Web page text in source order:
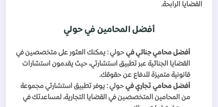
القضايا الرابحة.
أفضل المحامين في حولي
أفضل محامي جنائي في حولي : يمكنك العثور على متخصصين في
القضايا الجنائية عبر تطبيق استشارتي، حيث يقدمون استشارات
قانونية متميزة للدفاع عن حقوقك.
أفضل محامي تجاري في حولي : يوفر تطبيق استشارتي مجموعة
من المحامين المتخصصين في القضايا التجارية، لمساعدتك في